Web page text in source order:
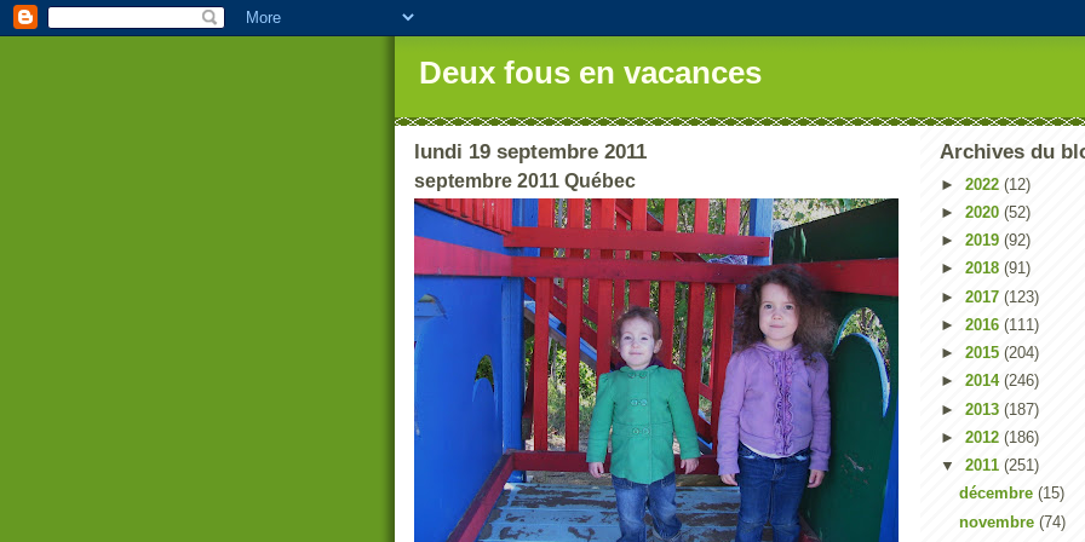
Deux fous en vacances
lundi 19 septembre 2011
septembre 2011 Québec
Archives du
► 2022 (12)
► 2020 (52)
► 2019 (92)
► 2018 (91)
► 2017 (123)
► 2016 (111)
► 2015 (204)
► 2014 (246)
► 2013 (187)
► 2012 (186)
▼ 2011 (251)
décembre (15)
novembre (74)